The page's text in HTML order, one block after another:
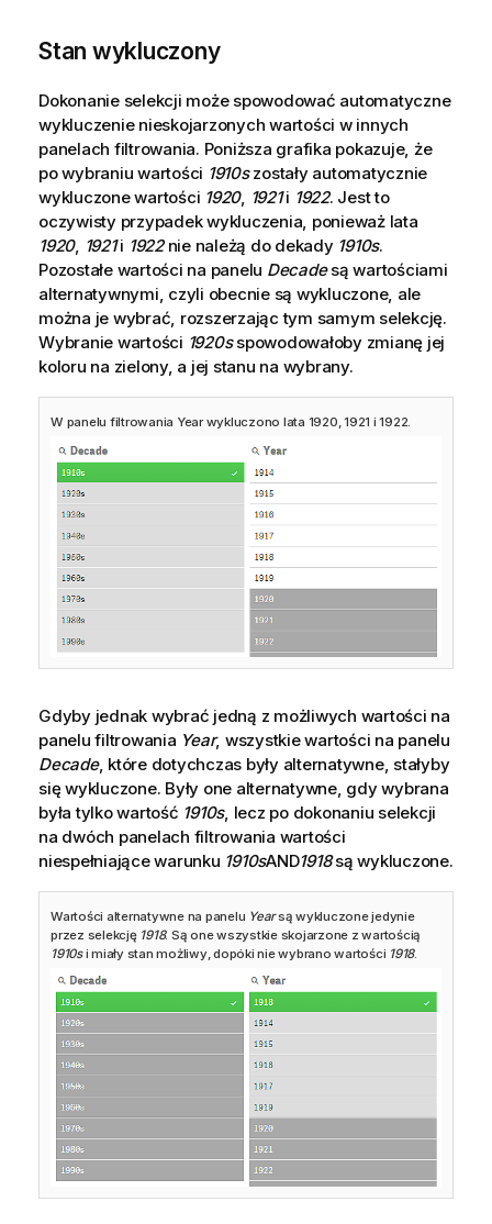
Stan wykluczony
Dokonanie selekcji może spowodować automatyczne
wykluczenie nieskojarzonych wartości w innych
panelach filtrowania. Poniższa grafika pokazuje, że
po wybraniu wartości 1910szostały automatycznie
wykluczone wartości 1920, 1921i 1922. Jest to
oczywisty przypadek wykluczenia, ponieważ lata
1920, 1921i 1922nie należą do dekady 1910s.
Pozostałe wartości na panelu Decadesą wartościami
alternatywnymi, czyli obecnie są wykluczone, ale
można je wybrać, rozszerzając tym samym selekcję.
Wybranie wartości 1920sspowodowałoby zmianę jej
koloru na zielony, a jej stanu na wybrany.
W panelu filtrowania Year wykluczono lata 1920, 1921 i 1922.
Gdyby jednak wybrać jedną z możliwych wartości na
panelu filtrowania Year, wszystkie wartości na panelu
Decade, które dotychczas były alternatywne, stałyby
się wykluczone. Były one alternatywne, gdy wybrana
była tylko wartość 1910s, lecz po dokonaniu selekcji
na dwóch panelach filtrowania wartości
niespełniające warunku 1910sAND1918są wykluczone.
Wartości alternatywne na panelu Yearsą wykluczone jedynie
przez selekcję 1918. Są one wszystkie skojarzone z wartością
1910si miały stan możliwy, dopóki nie wybrano wartości 1918.